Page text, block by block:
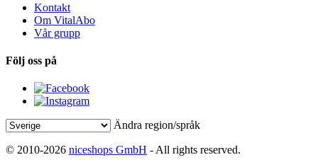
Kontakt
Om VitalAbo
Vår grupp
Följ oss på
Ändra region/språk
© 2010-2026 niceshops GmbH - All rights reserved.